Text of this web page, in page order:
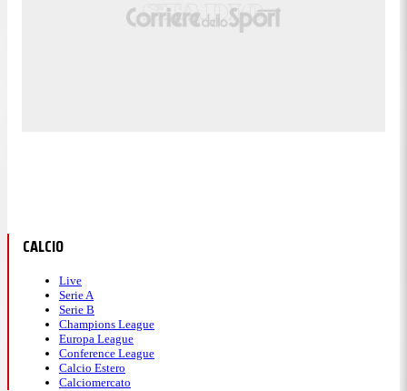
CALCIO
Live
Serie A
Serie B
Champions League
Europa League
Conference League
Calcio Estero
Calciomercato